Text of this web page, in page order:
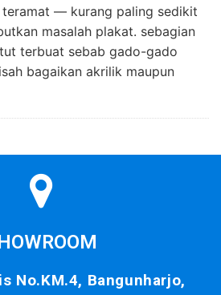
— kurang paling sedikit
masalah plakat. sebagian
terbuat sebab gado-gado
bagaikan akrilik maupun
No.KM.4, Bangunharjo,